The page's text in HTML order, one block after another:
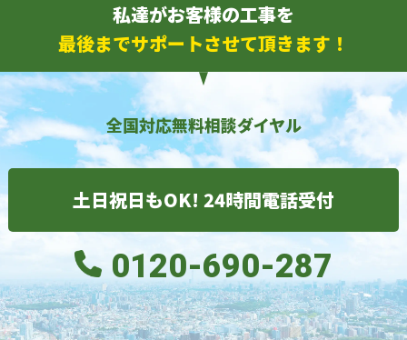
私達がお客様の工事を
最後までサポートさせて頂きます！
全国対応無料相談ダイヤル
土日祝日もOK! 24時間電話受付
0120-690-287